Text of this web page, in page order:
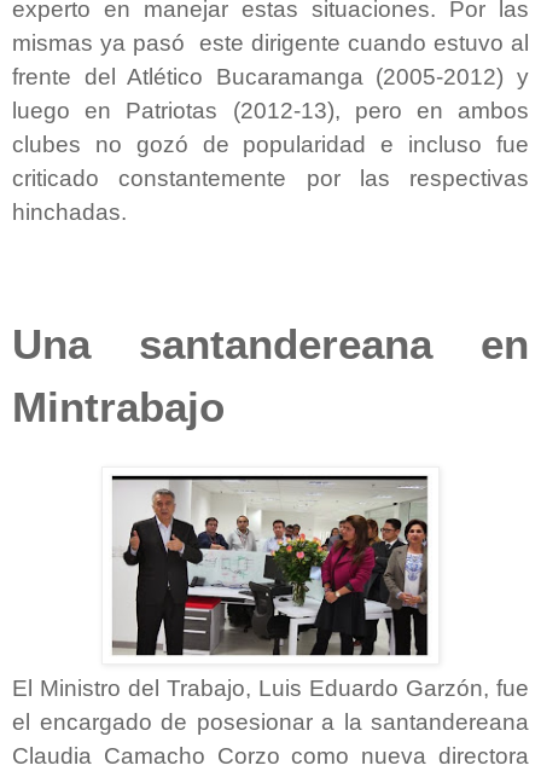
experto en manejar estas situaciones. Por las
mismas ya pasó este dirigente cuando estuvo al
frente del Atlético Bucaramanga (2005-2012) y
luego en Patriotas (2012-13), pero en ambos
clubes no gozó de popularidad e incluso fue
criticado constantemente por las respectivas
hinchadas.
Una santandereana en
Mintrabajo
El Ministro del Trabajo, Luis Eduardo Garzón, fue
el encargado de posesionar a la santandereana
Claudia Camacho Corzo como nueva directora